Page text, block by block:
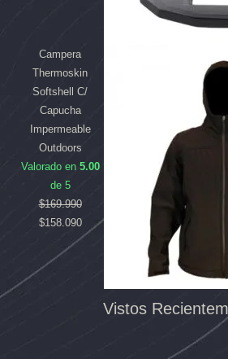
Campera
Thermoskin
Softshell C/
Capucha
Impermeable
Outdoors
Valorado en 5.00
de 5
$169.990
$158.090
Vistos